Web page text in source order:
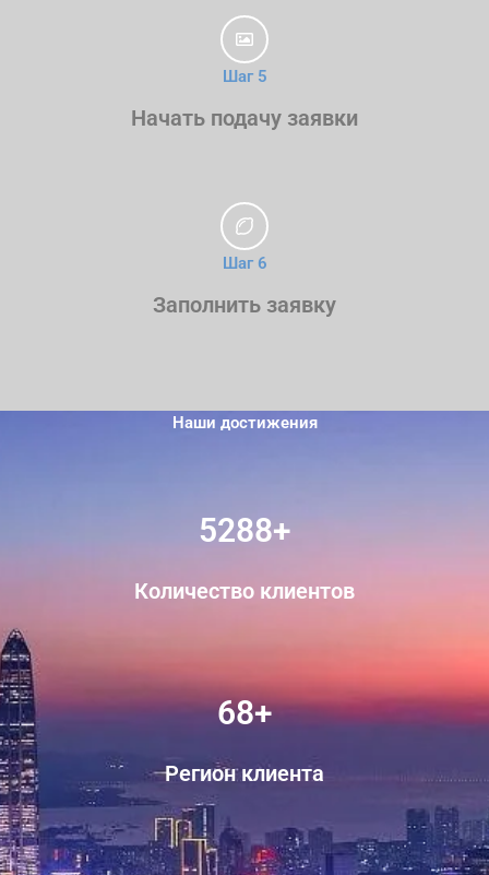
Шаг 5
Начать подачу заявки
Шаг 6
Заполнить заявку
Наши достижения
5288+
Количество клиентов
68+
Регион клиента